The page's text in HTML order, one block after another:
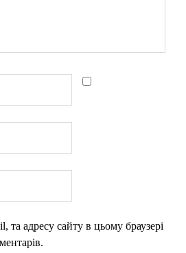
та адресу сайту в цьому браузері